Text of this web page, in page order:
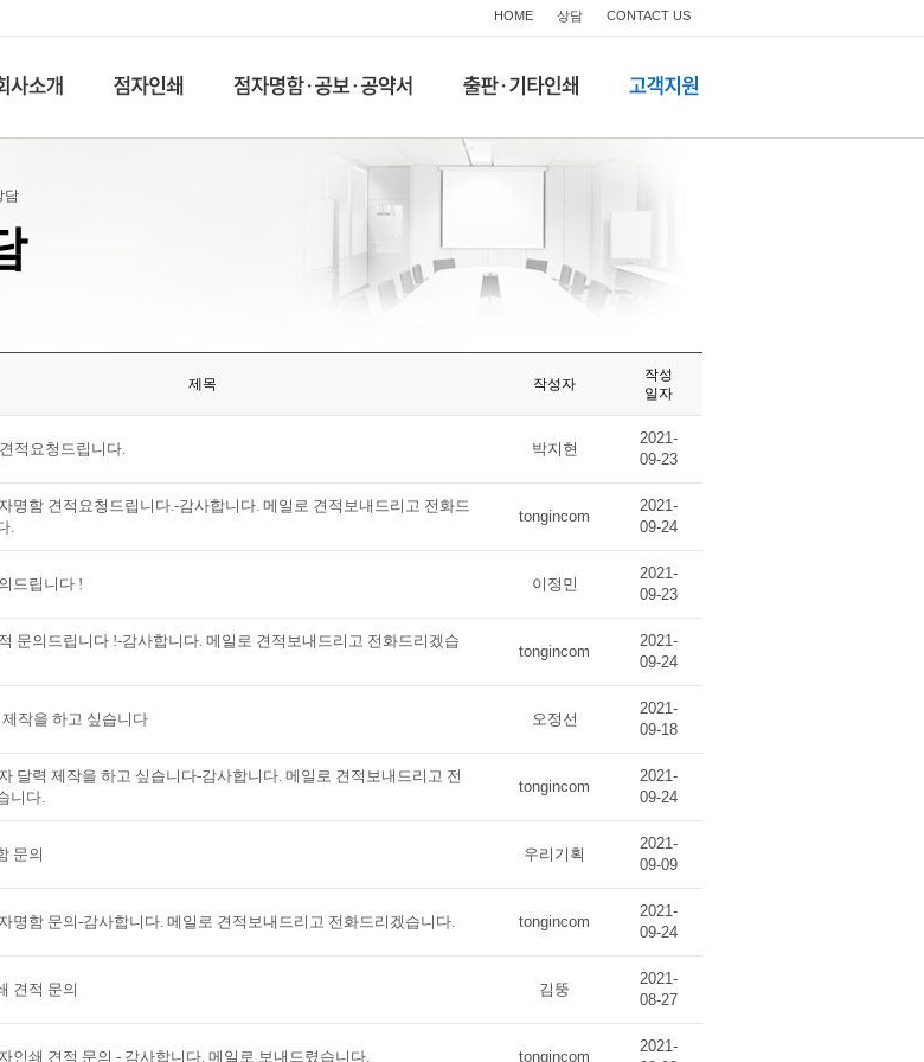
HOME 상담 CONTACT US
담
제목 작성자
작성
일자
적요청드립니다. 박지현
2021-
09-23
명함 견적요청드립니다.-감사합니다. 메일로 견적보내드리고 전화드
.
tongincom
2021-
09-24
드립니다 ! 이정민
2021-
09-23
문의드립니다 !-감사합니다. 메일로 견적보내드리고 전화드리겠습
tongincom
2021-
09-24
작을 하고 싶습니다 오정선
2021-
09-18
달력 제작을 하고 싶습니다-감사합니다. 메일로 견적보내드리고 전
니다.
tongincom
2021-
09-24
문의 우리기획
2021-
09-09
명함 문의-감사합니다. 메일로 견적보내드리고 전화드리겠습니다. tongincom
2021-
09-24
견적 문의 김뚱
2021-
08-27
인쇄 견적 문의 - 감사합니다. 메일로 보내드렸습니다. tongincom
2021-